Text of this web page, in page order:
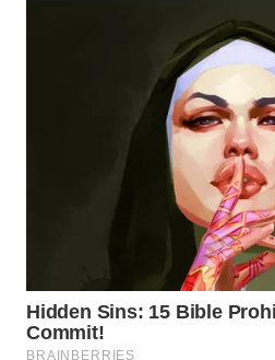
WN
KARO